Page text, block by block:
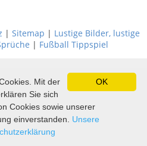
| Sitemap | Lustige Bilder, lustige
| Fußball Tippspiel
OK
Mit der
Sie sich
Cookies sowie unserer
einverstanden. Unsere